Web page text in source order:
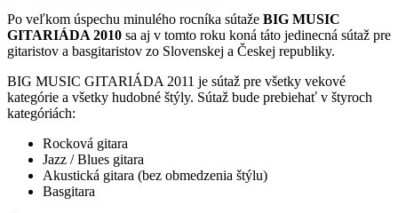
Po veľkom úspechu minulého rocníka sútaže BIG MUSIC
GITARIÁDA 2010 sa aj v tomto roku koná táto jedinecná sútaž pre
gitaristov a basgitaristov zo Slovenskej a Českej republiky.
BIG MUSIC GITARIÁDA 2011 je sútaž pre všetky vekové
kategórie a všetky hudobné štýly. Sútaž bude prebiehať v štyroch
kategóriách:
Rocková gitara
Jazz / Blues gitara
Akustická gitara (bez obmedzenia štýlu)
Basgitara